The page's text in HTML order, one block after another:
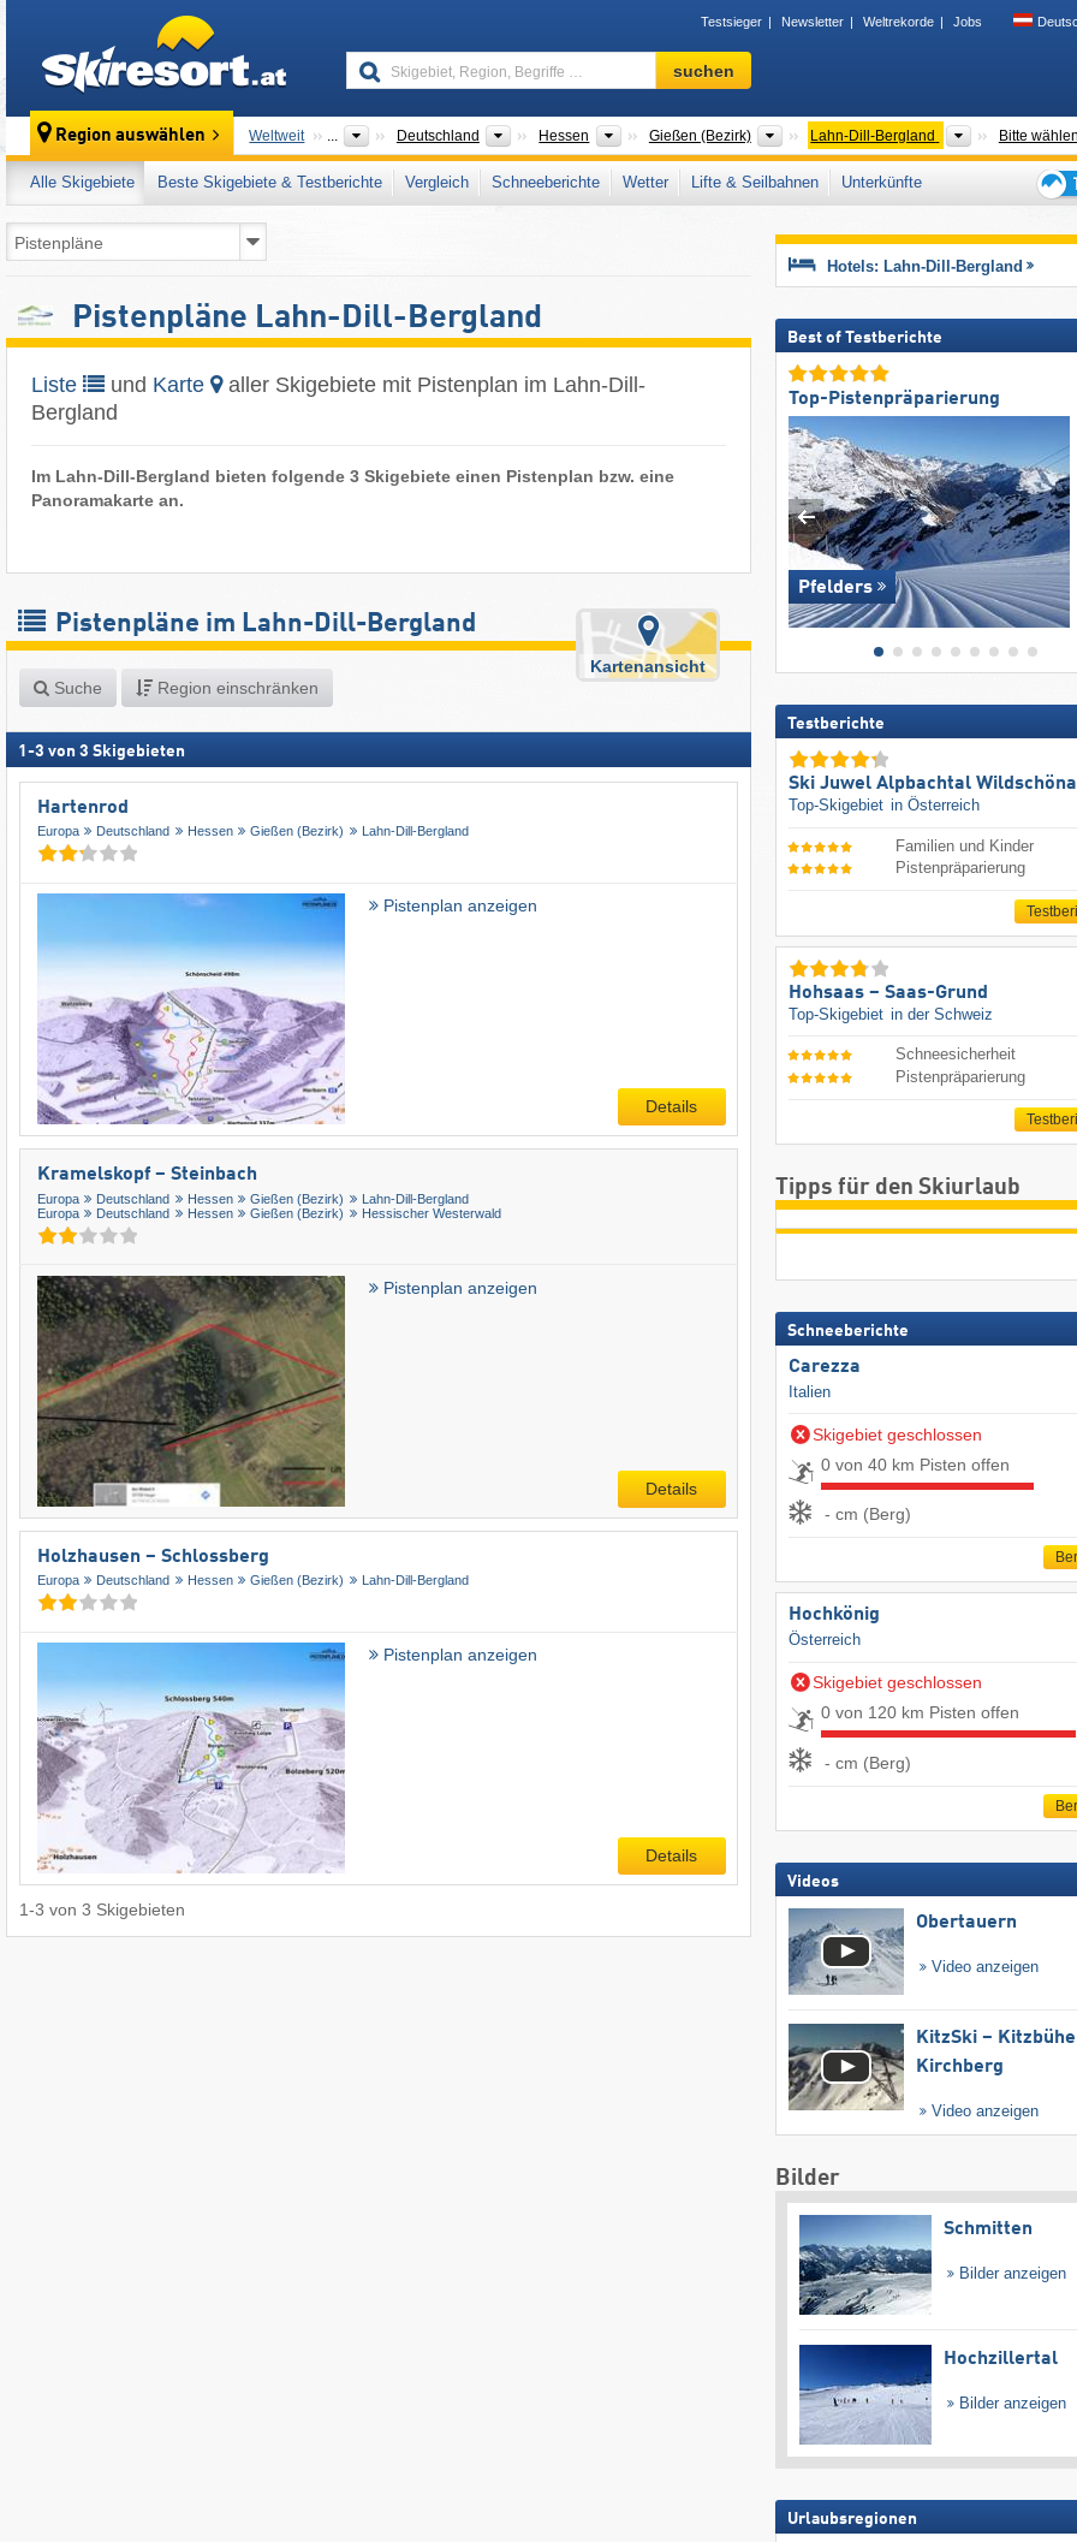
Testsieger Newsletter Weltrekorde Jobs
Skigebiet,
Region,
…
suchen
Region auswählen Weltweit ... Deutschland LänderHessen Bundesländer
Gießen (Bezirk) BezirkeLahn-Dill-Bergland Bitte
Alle Skigebiete Beste Skigebiete & Testberichte Vergleich Schneeberichte Wetter Lifte & Seilbahnen
Unterkünfte
für
Pistenpläne Lahn-Dill-Bergland
Liste und Karte
aller Skigebiete mit Pistenplan im Lahn-Dill-
Bergland
Im Lahn-Dill-Bergland bieten folgende 3 Skigebiete einen Pistenplan bzw. eine
Panoramakarte an.
Pistenpläne im Lahn-Dill-Bergland
Suche Region einschränken
Kartenansicht
1 -3 von 3 Skigebieten
Hartenrod
Europa Deutschland Hessen Gießen (Bezirk) Lahn-Dill-Bergland
Pistenplan anzeigen
Details
Kramelskopf – Steinbach
Europa Deutschland Hessen Gießen (Bezirk)
Lahn-Dill-Bergland
Europa
Deutschland Hessen Gießen (Bezirk) Hessischer Westerwald
Pistenplan anzeigen
Details
Holzhausen – Schlossberg
Europa Deutschland Hessen Gießen (Bezirk) Lahn-Dill-Bergland
Pistenplan anzeigen
Details
1-3 von 3 Skigebieten
Hotels: Lahn-Dill-Bergland
Best of Testberichte
Top-Pistenpräparierung
Pfelders
Testberichte
Ski Juwel Alpbachtal
Top-Skigebiet in Österreich
Familien und Kinder
Pistenpräparierung
Hohsaas – Saas-Grund
Top-Skigebiet in der Schweiz
Schneesicherheit
Pistenpräparierung
Tipps für den Skiurlaub
Schneeberichte
Carezza
Italien
Skigebiet geschlossen
0 von 40 km Pisten offen
- cm (Berg)
Hochkönig
Österreich
Skigebiet geschlossen
0 von 120 km Pisten offen
- cm (Berg)
Videos
Obertauern
Video anzeigen
KitzSki –
Kirchberg
Video anzeigen
Bilder
Schmitten
Bilder anzeigen
Hochzillertal
Bilder anzeigen
Urlaubsregionen